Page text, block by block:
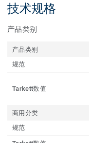
技术规格
产品类别
产品类别
规范
Tarkett数值
商用分类
规范